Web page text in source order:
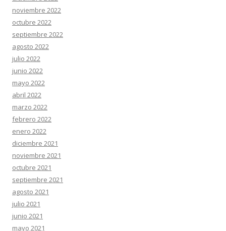
noviembre 2022
octubre 2022
septiembre 2022
agosto 2022
julio 2022
junio 2022
mayo 2022
abril 2022
marzo 2022
febrero 2022
enero 2022
diciembre 2021
noviembre 2021
octubre 2021
septiembre 2021
agosto 2021
julio 2021
junio 2021
mayo 2021